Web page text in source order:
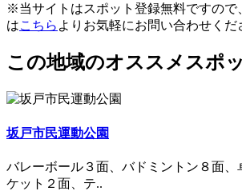
※当サイトはスポット登録無料ですので
はこちら よりお気軽にお問い合わせくだ
この地域のオススメスポ
坂戸市民運動公園
バレーボール３面、バドミントン８面、
ケット２面、テ..